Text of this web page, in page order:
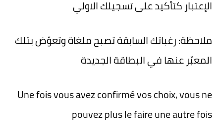
الإعتبار كتأكيد على تسجيلك الاولي
ملاحظة: رغباتك السابقة تصبح ملغاة وتعوّض بتلك
المعبّر عنها في البطاقة الجديدة
Une fois vous avez confirmé vos choix, vous ne
pouvez plus le faire une autre fois